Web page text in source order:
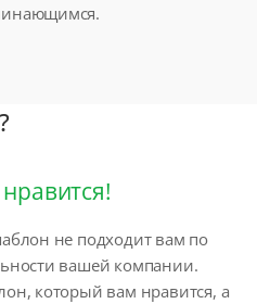
не подходит вам по
вашей компании.
который вам нравится, а